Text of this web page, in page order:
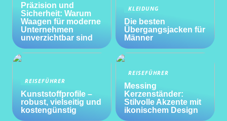
Präzision und
Sicherheit: Warum
Waagen für moderne
Unternehmen
unverzichtbar sind
KLEIDUNG
Die besten
Übergangsjacken für
Männer
REISEFÜHRER
Kunststoffprofile –
robust, vielseitig und
kostengünstig
REISEFÜHRER
Messing
Kerzenständer:
Stilvolle Akzente mit
ikonischem Design